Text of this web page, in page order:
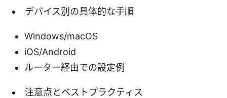
デバイス別の具体的な手順
Windows/macOS
iOS/Android
ルーター経由での設定例
注意点とベストプラクティス